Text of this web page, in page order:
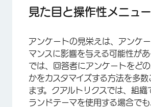
プロジェクトの外観をカスタマイズ
タマイズする
FAQs
見た目と操作性メニュ
アンケートの見栄えは、アンケ
マンスに影響を与える可能性が
では、回答者にアンケートをど
かをカスタマイズする方法を多数
ます。クアルトリクスでは、組織
ランドテーマを使用する場合で